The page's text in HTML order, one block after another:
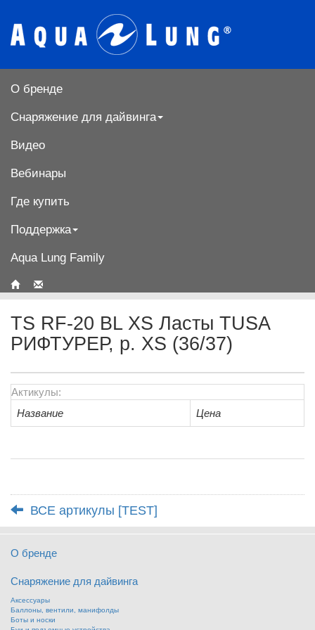
О бренде
Снаряжение для дайвинга
Видео
Вебинары
Где купить
Поддержка
Aqua Lung Family
TS RF-20 BL XS Ласты TUSA
РИФТУРЕР, р. XS (36/37)
Актикулы:
Название
Цена
ВСЕ артикулы [TEST]
О бренде
Снаряжение для дайвинга
Аксессуары
Баллоны, вентили, манифолды
Боты и носки